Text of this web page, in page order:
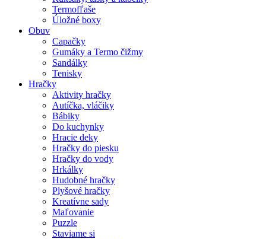
Termofľaše
Úložné boxy
Obuv
Capačky
Gumáky a Termo čižmy
Sandálky
Tenisky
Hračky
Aktivity hračky
Autíčka, vláčiky
Bábiky
Do kuchynky
Hracie deky
Hračky do piesku
Hračky do vody
Hrkálky
Hudobné hračky
Plyšové hračky
Kreatívne sady
Maľovanie
Puzzle
Staviame si